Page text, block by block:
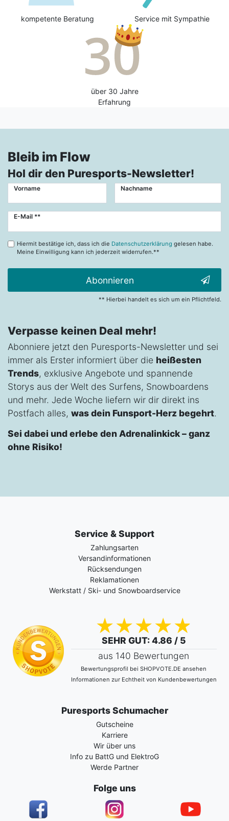
kompetente Beratung Service mit Sympathie
über 30 Jahre
Erfahrung
Bleib im Flow
Hol dir den Puresports-Newsletter!
Vorname Nachname
E-Mail **
Newsletter
Hiermit bestätige ich, dass ich die Datenschutzerklärung gelesen habe.
Meine Einwilligung kann ich jederzeit widerrufen.**
Abonnieren
** Hierbei handelt es sich um ein Pflichtfeld.
Verpasse keinen Deal mehr!
Abonniere jetzt den Puresports-Newsletter und sei
immer als Erster informiert über die heißesten
Trends, exklusive Angebote und spannende
Storys aus der Welt des Surfens, Snowboardens
und mehr. Jede Woche liefern wir dir direkt ins
Postfach alles, was dein Funsport-Herz begehrt.
Sei dabei und erlebe den Adrenalinkick – ganz
ohne Risiko!
Service & Support
Zahlungsarten
Versandinformationen
Rücksendungen
Reklamationen
Werkstatt / Ski- und Snowboardservice
SEHR GUT: 4.86 / 5
aus 140 Bewertungen
Bewertungsprofil bei SHOPVOTE.DE ansehen
Informationen zur Echtheit von Kundenbewertungen
Puresports Schumacher
Gutscheine
Karriere
Wir über uns
Info zu BattG und ElektroG
Werde Partner
Folge uns